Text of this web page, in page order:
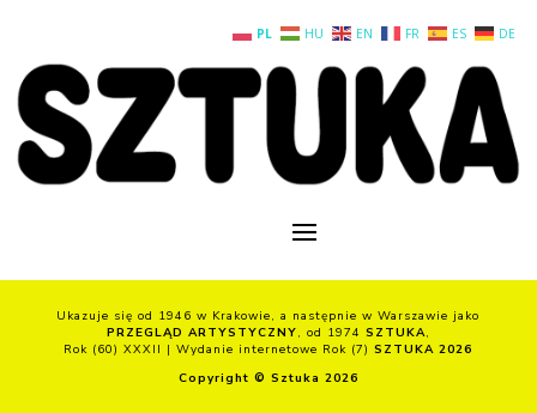
Ukazuje się od 1946 w Krakowie, a następnie w Warszawie jako
PRZEGLĄD ARTYSTYCZNY, od 1974 SZTUKA,
Rok (60) XXXII | Wydanie internetowe Rok (7)SZTUKA 2026
Copyright © Sztuka 2026
PL HU EN FR ES DE